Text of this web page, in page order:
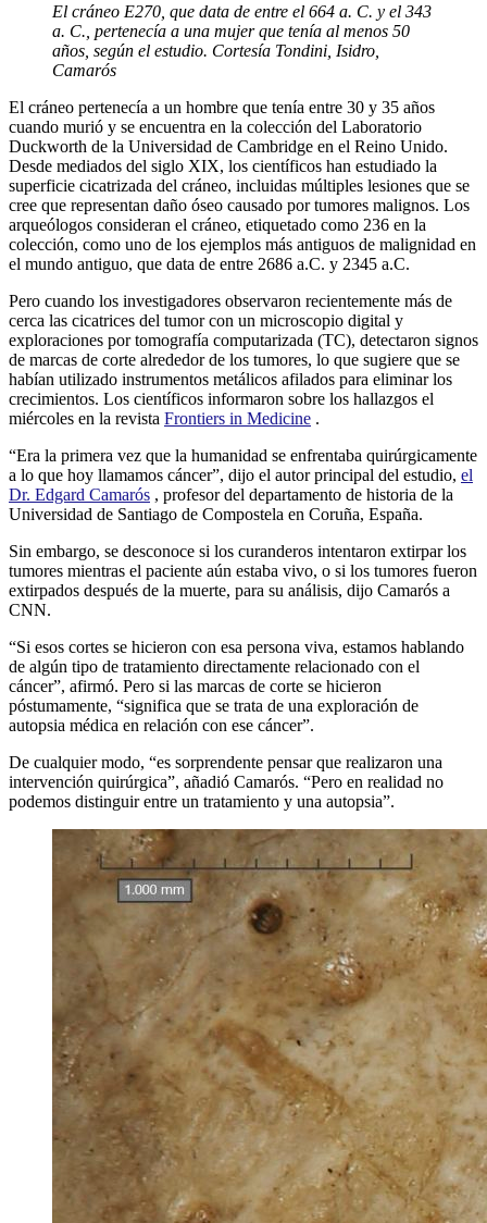
El cráneo E270, que data de entre el 664 a. C. y el 343
a. C., pertenecía a una mujer que tenía al menos 50
años, según el estudio. Cortesía Tondini, Isidro,
Camarós
El cráneo pertenecía a un hombre que tenía entre 30 y 35 años
cuando murió y se encuentra en la colección del Laboratorio
Duckworth de la Universidad de Cambridge en el Reino Unido.
Desde mediados del siglo XIX, los científicos han estudiado la
superficie cicatrizada del cráneo, incluidas múltiples lesiones que se
cree que representan daño óseo causado por tumores malignos. Los
arqueólogos consideran el cráneo, etiquetado como 236 en la
colección, como uno de los ejemplos más antiguos de malignidad en
el mundo antiguo, que data de entre 2686 a.C. y 2345 a.C.
Pero cuando los investigadores observaron recientemente más de
cerca las cicatrices del tumor con un microscopio digital y
exploraciones por tomografía computarizada (TC), detectaron signos
de marcas de corte alrededor de los tumores, lo que sugiere que se
habían utilizado instrumentos metálicos afilados para eliminar los
crecimientos. Los científicos informaron sobre los hallazgos el
miércoles en la revista Frontiers in Medicine .
“Era la primera vez que la humanidad se enfrentaba quirúrgicamente
a lo que hoy llamamos cáncer”, dijo el autor principal del estudio, el
Dr. Edgard Camarós , profesor del departamento de historia de la
Universidad de Santiago de Compostela en Coruña, España.
Sin embargo, se desconoce si los curanderos intentaron extirpar los
tumores mientras el paciente aún estaba vivo, o si los tumores fueron
extirpados después de la muerte, para su análisis, dijo Camarós a
CNN.
“Si esos cortes se hicieron con esa persona viva, estamos hablando
de algún tipo de tratamiento directamente relacionado con el
cáncer”, afirmó. Pero si las marcas de corte se hicieron
póstumamente, “significa que se trata de una exploración de
autopsia médica en relación con ese cáncer”.
De cualquier modo, “es sorprendente pensar que realizaron una
intervención quirúrgica”, añadió Camarós. “Pero en realidad no
podemos distinguir entre un tratamiento y una autopsia”.